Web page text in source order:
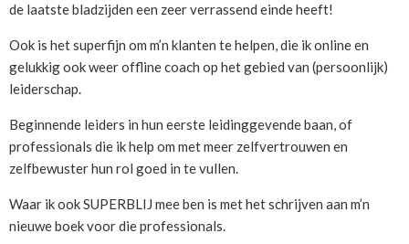
de laatste bladzijden een zeer verrassend einde heeft!
Ook is het superfijn om m’n klanten te helpen, die ik online en
gelukkig ook weer offline coach op het gebied van (persoonlijk)
leiderschap.
Beginnende leiders in hun eerste leidinggevende baan, of
professionals die ik help om met meer zelfvertrouwen en
zelfbewuster hun rol goed in te vullen.
Waar ik ook SUPERBLIJ mee ben is met het schrijven aan m’n
nieuwe boek voor die professionals.